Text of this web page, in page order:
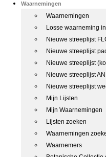
Waarnemingen
Waarnemingen
Losse waarneming
Nieuwe streeplijst
Nieuwe streeplijst
Nieuwe streeplijst
Nieuwe streeplijst
Nieuwe streeplijst
Mijn Lijsten
Mijn Waarnemingen
Lijsten zoeken
Waarnemingen
Waarnemers